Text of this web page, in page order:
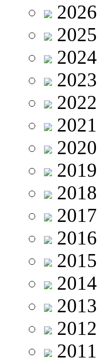
2026
2025
2024
2023
2022
2021
2020
2019
2018
2017
2016
2015
2014
2013
2012
2011